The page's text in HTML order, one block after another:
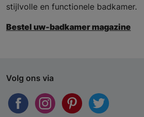
stijlvolle en functionele badkamer.
Bestel uw-badkamer magazine
Volg ons via